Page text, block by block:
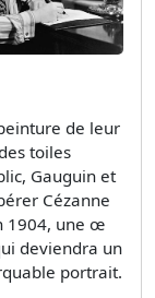
de leur
toiles
Gauguin et
Cézanne
1904, une œ
deviendra un
portrait.